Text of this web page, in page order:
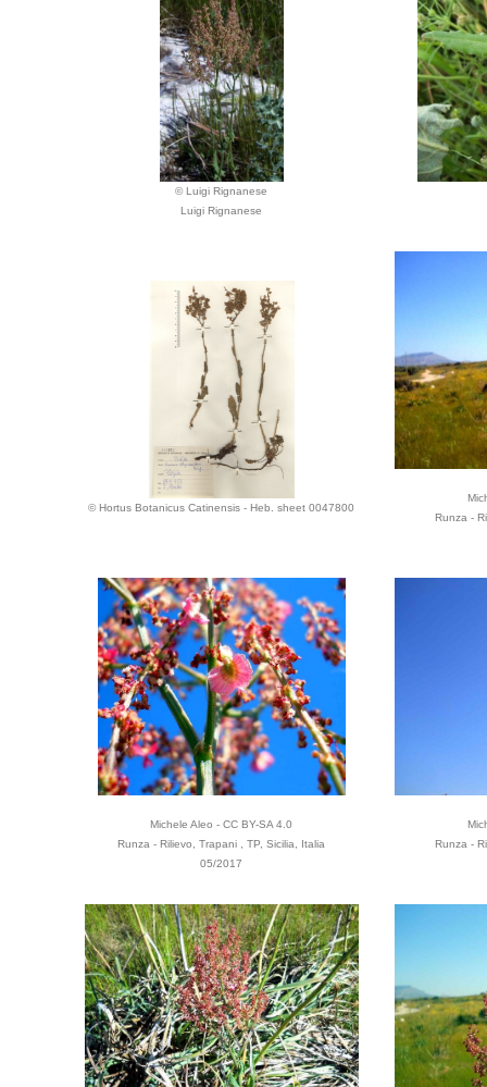
© Luigi Rignanese
Luigi Rignanese
© Hortus Botanicus Catinensis - Heb. sheet 0047800
Runza -
Michele Aleo - CC BY-SA 4.0
Runza - Rilievo, Trapani , TP, Sicilia, Italia
05/2017
Runza -